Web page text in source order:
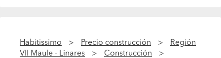
Habitissimo Precio construcción
Región
VII Maule - Linares
Construcción